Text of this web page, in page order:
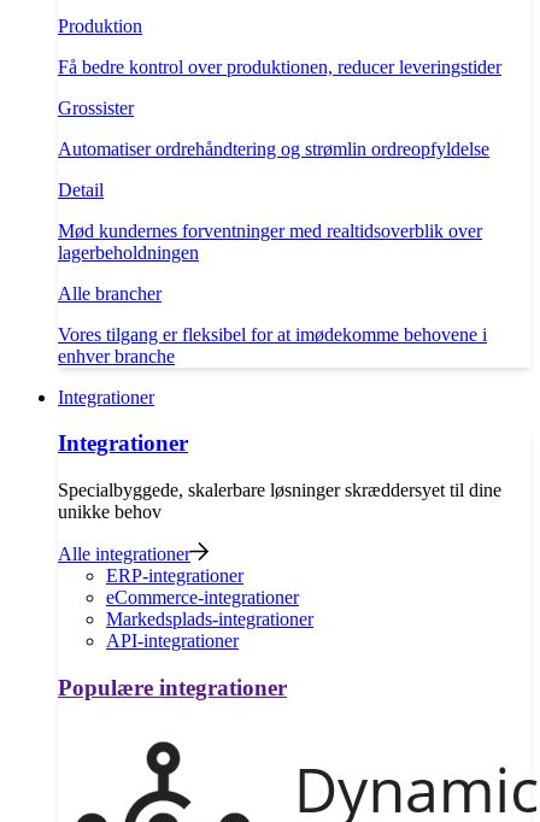
Produktion
Få bedre kontrol over produktionen, reducer leveringstider
Grossister
Automatiser ordrehåndtering og strømlin ordreopfyldelse
Detail
Mød kundernes forventninger med realtidsoverblik over
lagerbeholdningen
Alle brancher
Vores tilgang er fleksibel for at imødekomme behovene i
enhver branche
Integrationer
Integrationer
Specialbyggede, skalerbare løsninger skræddersyet til dine
unikke behov
Alle integrationer
ERP-integrationer
eCommerce-integrationer
Markedsplads-integrationer
API-integrationer
Populære integrationer